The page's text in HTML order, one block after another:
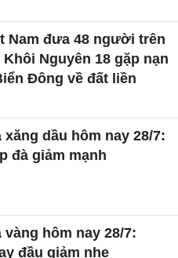
Nam đưa 48 người trên
Khôi Nguyên 18 gặp nạn
Đông về đất liền
xăng dầu hôm nay 28/7:
đà giảm mạnh
vàng hôm nay 28/7:
đầu giảm nhẹ